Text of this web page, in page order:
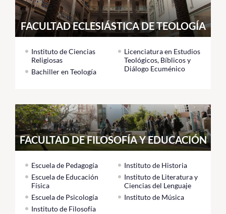
FACULTAD ECLESIÁSTICA DE TEOLOGÍA
Instituto de Ciencias
Religiosas
Bachiller en Teología
Licenciatura en Estudios
Teológicos, Bíblicos y
Diálogo Ecuménico
FACULTAD DE FILOSOFÍA Y EDUCACIÓN
Escuela de Pedagogía
Escuela de Educación
Física
Escuela de Psicología
Instituto de Filosofía
Instituto de Historia
Instituto de Literatura y
Ciencias del Lenguaje
Instituto de Música